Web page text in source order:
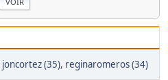
joncortez (35), reginaromeros (34)